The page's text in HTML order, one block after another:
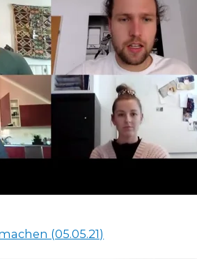
(05.05.21)